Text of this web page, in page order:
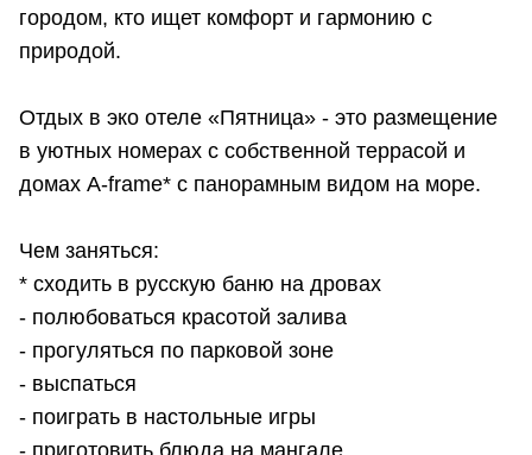
городом, кто ищет комфорт и гармонию с
природой.
Отдых в эко отеле «Пятница» - это размещение
в уютных номерах с собственной террасой и
домах A-frame* с панорамным видом на море.
Чем заняться:
* сходить в русскую баню на дровах
- полюбоваться красотой залива
- прогуляться по парковой зоне
- выспаться
- поиграть в настольные игры
- приготовить блюда на мангале